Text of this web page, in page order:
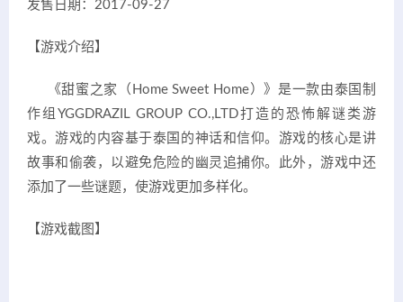
发售日期：2017-09-27
【游戏介绍】
《甜蜜之家（Home Sweet Home）》是一款由泰国制
作组YGGDRAZIL GROUP CO.,LTD打造的恐怖解谜类游
戏。游戏的内容基于泰国的神话和信仰。游戏的核心是讲
故事和偷袭，以避免危险的幽灵追捕你。此外，游戏中还
添加了一些谜题，使游戏更加多样化。
【游戏截图】